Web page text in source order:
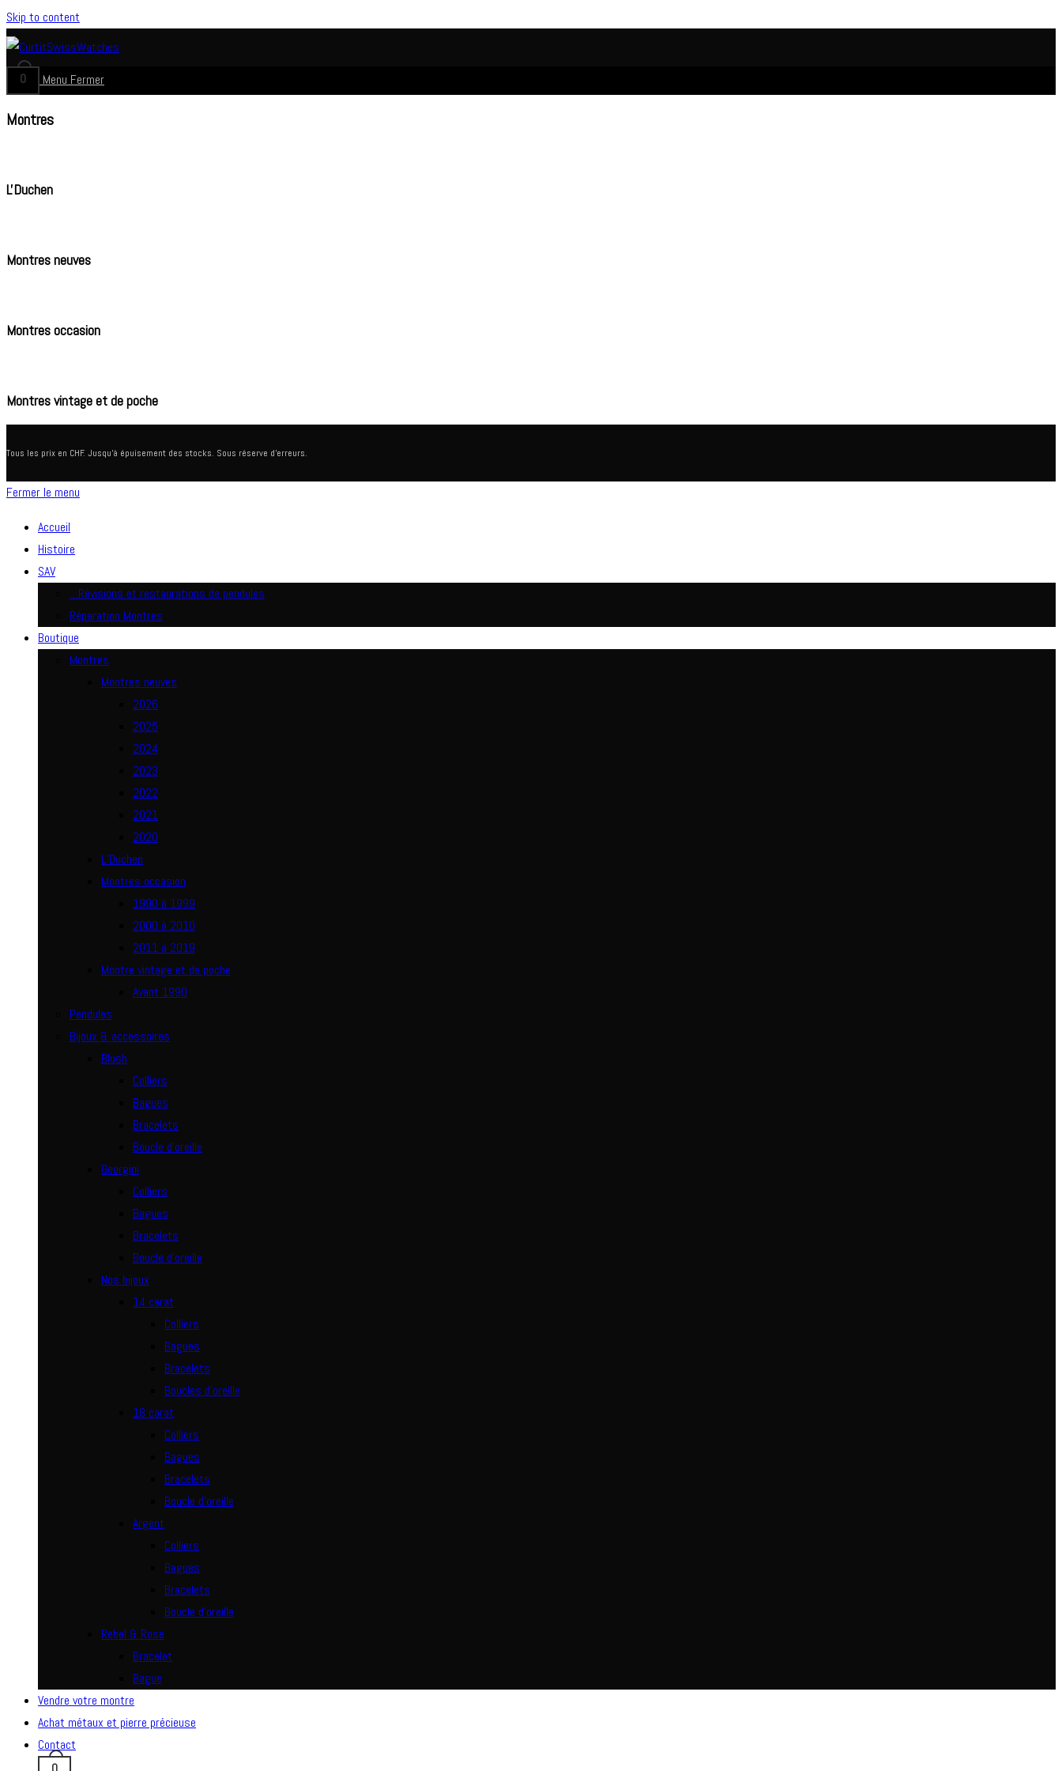
Skip to content
0 Menu Fermer
Montres
L'Duchen
Montres neuves
Montres occasion
Montres vintage et de poche
Tous les prix en CHF. Jusqu'à épuisement des stocks. Sous réserve d'erreurs.
Fermer le menu
Accueil
Histoire
SAV
…Révisions et restaurations de pendules
Réparation Montres
Boutique
Montres
Montres neuves
2026
2025
2024
2023
2022
2021
2020
L’Duchen
Montres occasion
1990 à 1999
2000 à 2010
2011 à 2019
Montre vintage et de poche
Avant 1990
Pendules
Bijoux & accessoires
Blush
Colliers
Bagues
Bracelets
Boucle d’oreille
Georgini
Colliers
Bagues
Bracelets
Boucle d’oreille
Nos bijoux
14 carat
Colliers
Bagues
Bracelets
Boucles d’oreille
18 carat
Colliers
Bagues
Bracelets
Boucle d’oreille
Argent
Colliers
Bagues
Bracelets
Boucle d’oreille
Rebel & Rose
Bracelet
Bague
Vendre votre montre
Achat métaux et pierre précieuse
Contact